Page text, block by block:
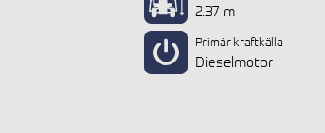
2.37 m
Primär kraftkälla
Dieselmotor